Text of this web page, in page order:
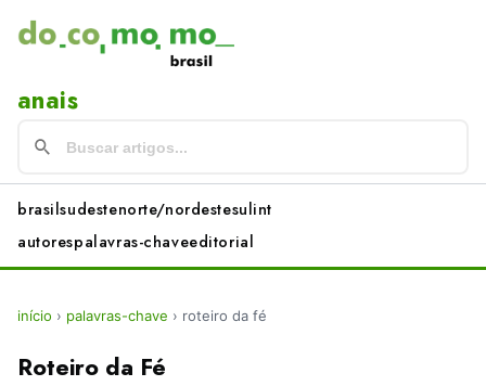
anais
brasilsudestenorte/nordestesulint
autorespalavras-chaveeditorial
início › palavras-chave › roteiro da fé
Roteiro da Fé